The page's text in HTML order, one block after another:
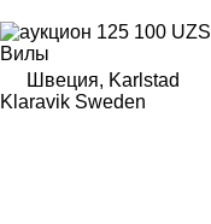
125 100 UZS
Вилы
Швеция, Karlstad
Klaravik Sweden